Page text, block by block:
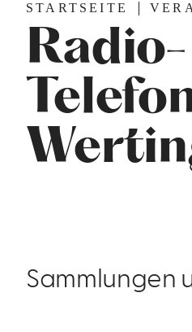
STARTSEITE
Sammlungen